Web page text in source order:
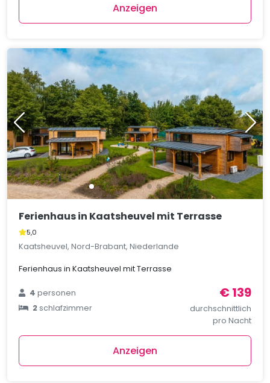
Anzeigen
Ferienhaus in Kaatsheuvel mit Terrasse
5,0
Kaatsheuvel, Nord-Brabant, Niederlande
Ferienhaus in Kaatsheuvel mit Terrasse
4personen
2schlafzimmer
€ 139
durchschnittlich
pro Nacht
Anzeigen